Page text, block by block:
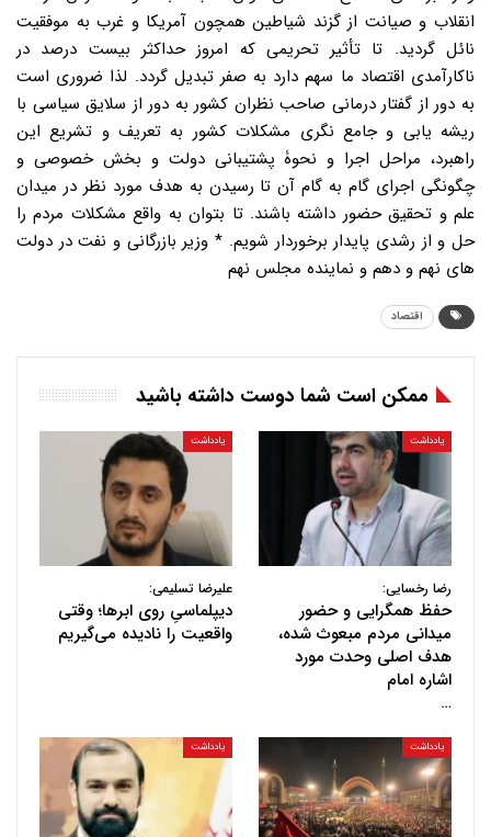
اقتصاد
ممکن است شما دوست داشته باشید
یادداشت
رضا رخسایی:
حفظ همگرایی و حضور
میدانی مردم مبعوث شده،
هدف اصلی وحدت مورد
اشاره امام
…
یادداشت
علیرضا تسلیمی:
دیپلماسیِ روی ابرها؛ وقتی
واقعیت را نادیده می‌گیریم
یادداشت یادداشت